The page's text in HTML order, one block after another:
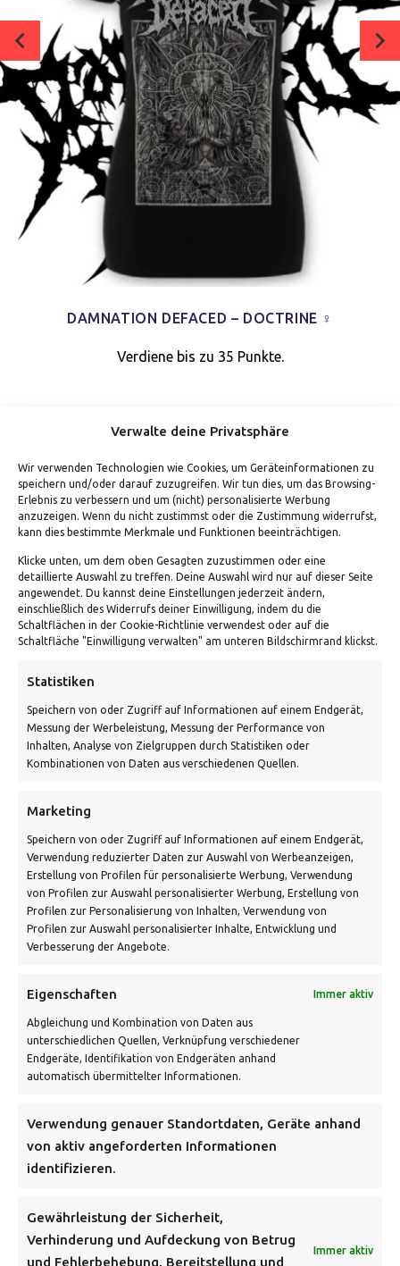
Verwalte deine Privatsphäre
Wir verwenden Technologien wie Cookies, um Geräteinformationen zu
speichern und/oder darauf zuzugreifen. Wir tun dies, um das Browsing-
Erlebnis zu verbessern und um (nicht) personalisierte Werbung
anzuzeigen. Wenn du nicht zustimmst oder die Zustimmung widerrufst,
kann dies bestimmte Merkmale und Funktionen beeinträchtigen.
Klicke unten, um dem oben Gesagten zuzustimmen oder eine
detaillierte Auswahl zu treffen. Deine Auswahl wird nur auf dieser Seite
angewendet. Du kannst deine Einstellungen jederzeit ändern,
einschließlich des Widerrufs deiner Einwilligung, indem du die
Schaltflächen in der Cookie-Richtlinie verwendest oder auf die
Schaltfläche "Einwilligung verwalten" am unteren Bildschirmrand klickst.
Statistiken
Speichern von oder Zugriff auf Informationen auf einem Endgerät,
Messung der Werbeleistung, Messung der Performance von
Inhalten, Analyse von Zielgruppen durch Statistiken oder
Kombinationen von Daten aus verschiedenen Quellen.
Marketing
Speichern von oder Zugriff auf Informationen auf einem Endgerät,
Verwendung reduzierter Daten zur Auswahl von Werbeanzeigen,
Erstellung von Profilen für personalisierte Werbung, Verwendung
von Profilen zur Auswahl personalisierter Werbung, Erstellung von
Profilen zur Personalisierung von Inhalten, Verwendung von
Profilen zur Auswahl personalisierter Inhalte, Entwicklung und
Verbesserung der Angebote.
Eigenschaften Immer aktiv
Abgleichung und Kombination von Daten aus
unterschiedlichen Quellen, Verknüpfung verschiedener
Endgeräte, Identifikation von Endgeräten anhand
automatisch übermittelter Informationen.
Verwendung genauer Standortdaten, Geräte anhand
von aktiv angeforderten Informationen
identifizieren.
Gewährleistung der Sicherheit,
Verhinderung und Aufdeckung von Betrug
und Fehlerbehebung, Bereitstellung und
Immer aktiv
DAMNATION DEFACED – DOCTRINE ♀
Verdiene bis zu 35 Punkte.
ADRESSE
Von Tiling GmbH
Kontakt: Mo - Fr von 10:00 bis 18:00 Uhr
info@vontiling.de
VERSANDKOSTENHINWEIS:
NEWSLETTER
Danke, deine Registrierung war erfolgreich! Bitte prüfe
FOLGE UNS